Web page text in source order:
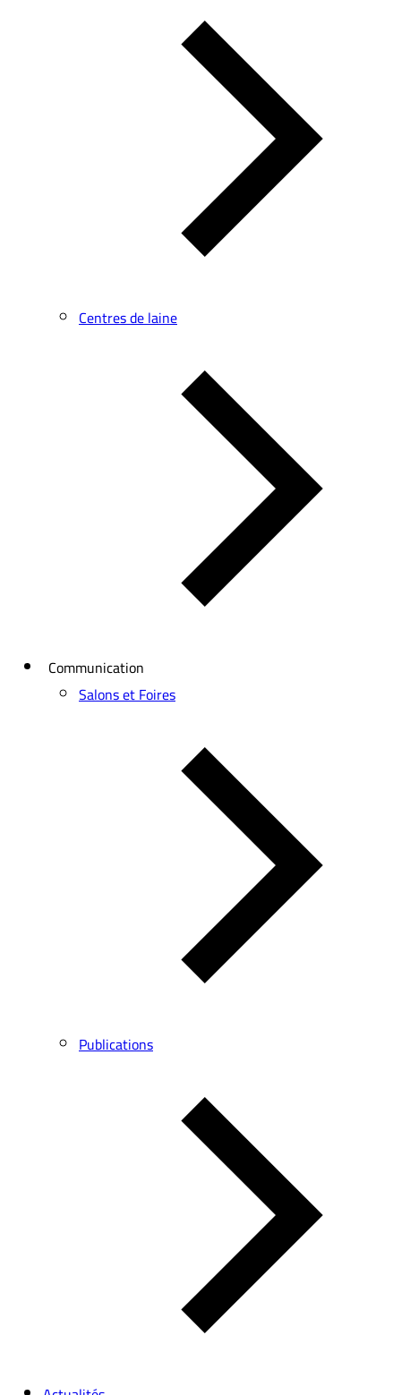
Centres de laine
Communication
Salons et Foires
Publications